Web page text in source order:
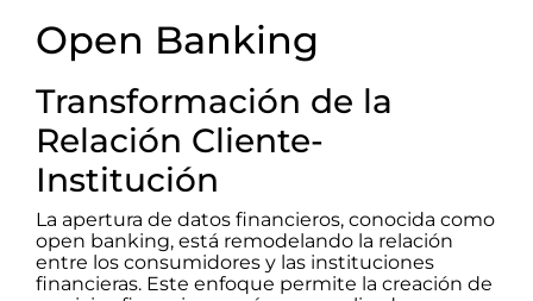
Open Banking
Transformación de la
Relación Cliente-
Institución
La apertura de datos financieros, conocida como
open banking, está remodelando la relación
entre los consumidores y las instituciones
financieras. Este enfoque permite la creación de